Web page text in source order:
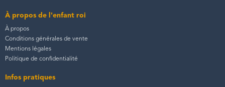
À propos de l'enfant roi
À propos
Conditions générales de vente
Mentions légales
Politique de confidentialité
Infos pratiques